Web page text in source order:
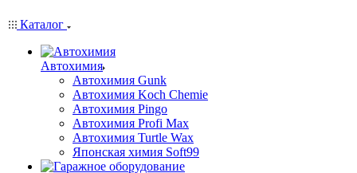
Каталог
Автохимия
Автохимия Gunk
Автохимия Koch Chemie
Автохимия Pingo
Автохимия Profi Max
Автохимия Turtle Wax
Японская химия Soft99